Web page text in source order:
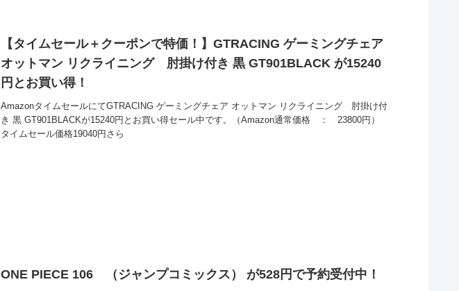
【タイムセール＋クーポンで特価！】GTRACING ゲーミングチェア
オットマン リクライニング 肘掛け付き 黒 GT901BLACK が15240
円とお買い得！
AmazonタイムセールにてGTRACING ゲーミングチェア オットマン リクライニング 肘掛け付
き 黒 GT901BLACKが15240円とお買い得セール中です。（Amazon通常価格 ： 23800円）
タイムセール価格19040円さら
ONE PIECE 106 （ジャンプコミックス） が528円で予約受付中！